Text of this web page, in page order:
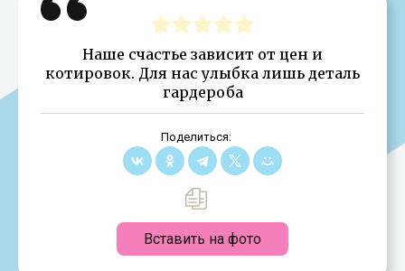
Наше счастье зависит от цен и
котировок. Для нас улыбка лишь деталь
гардероба
Поделиться:
Вставить на фото